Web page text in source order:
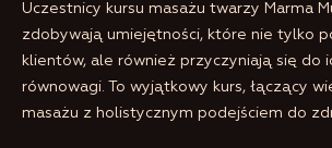
Uczestnicy kursu masażu twarzy Marma
zdobywają umiejętności, które nie tylko
klientów, ale również przyczyniają się do
równowagi. To wyjątkowy kurs, łączący
masażu z holistycznym podejściem do